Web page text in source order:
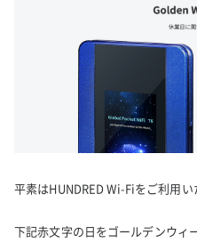
平素はHUNDRED Wi-Fiをご利用い
下記赤文字の日をゴールデンウィ